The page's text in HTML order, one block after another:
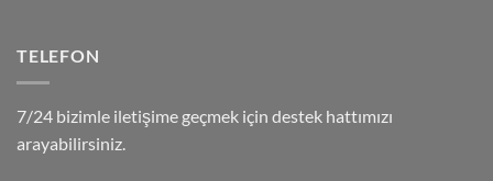
TELEFON
7/24 bizimle iletişime geçmek için destek hattımızı
arayabilirsiniz.